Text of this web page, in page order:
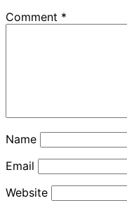
Comment *
Name
Email
Website